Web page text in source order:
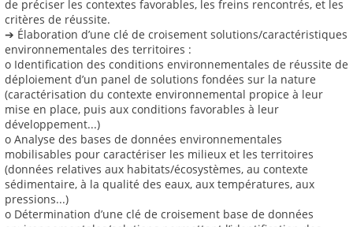
de préciser les contextes favorables, les freins rencontrés, et les
critères de réussite.
➔ Élaboration d’une clé de croisement solutions/caractéristiques
environnementales des territoires :
o Identification des conditions environnementales de réussite de
déploiement d’un panel de solutions fondées sur la nature
(caractérisation du contexte environnemental propice à leur
mise en place, puis aux conditions favorables à leur
développement...)
o Analyse des bases de données environnementales
mobilisables pour caractériser les milieux et les territoires
(données relatives aux habitats/écosystèmes, au contexte
sédimentaire, à la qualité des eaux, aux températures, aux
pressions...)
o Détermination d’une clé de croisement base de données